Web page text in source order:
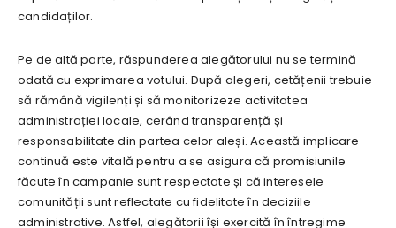
candidaților.
Pe de altă parte, răspunderea alegătorului nu se termină
odată cu exprimarea votului. După alegeri, cetățenii trebuie
să rămână vigilenți și să monitorizeze activitatea
administrației locale, cerând transparență și
responsabilitate din partea celor aleși. Această implicare
continuă este vitală pentru a se asigura că promisiunile
făcute în campanie sunt respectate și că interesele
comunității sunt reflectate cu fidelitate în deciziile
administrative. Astfel, alegătorii își exercită în întregime